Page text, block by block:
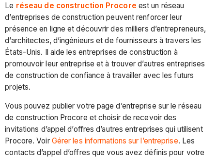
Le réseau de construction Procore est un réseau
d’entreprises de construction peuvent renforcer leur
présence en ligne et découvrir des milliers d’entrepreneurs,
d’architectes, d’ingénieurs et de fournisseurs à travers les
États-Unis. Il aide les entreprises de construction à
promouvoir leur entreprise et à trouver d’autres entreprises
de construction de confiance à travailler avec les futurs
projets.
Vous pouvez publier votre page d’entreprise sur le réseau
de construction Procore et choisir de recevoir des
invitations d’appel d’offres d’autres entreprises qui utilisent
Procore. Voir Gérer les informations sur l’entreprise. Les
contacts d’appel d’offres que vous avez définis pour votre